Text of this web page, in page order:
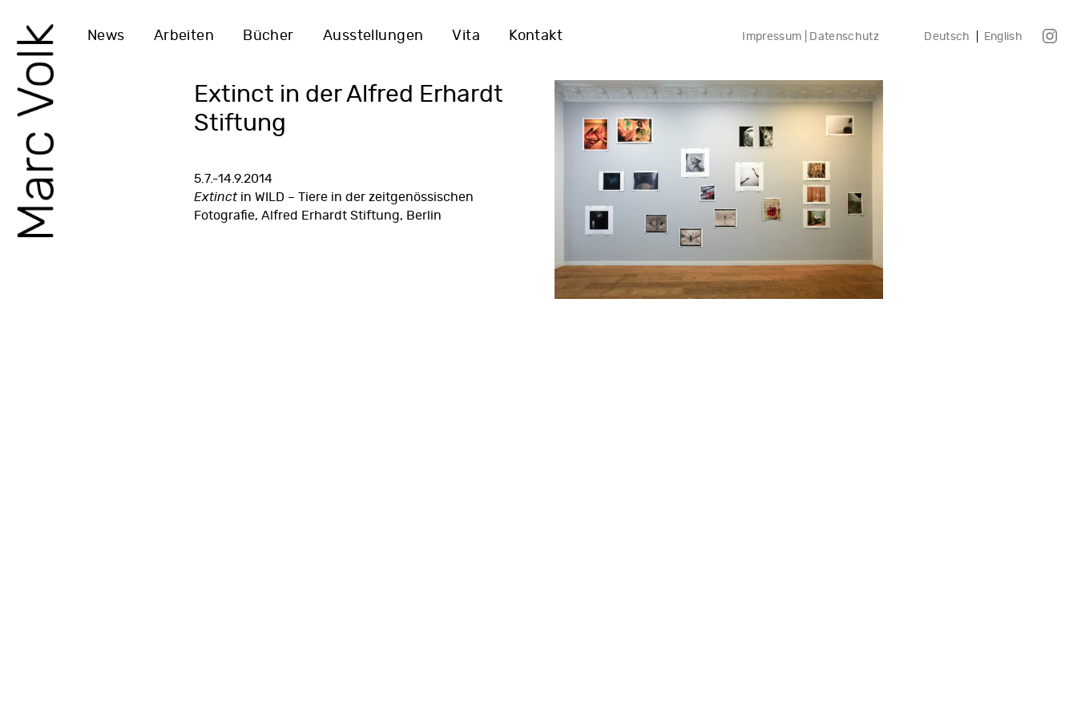
News Arbeiten Bücher Ausstellungen Vita Kontakt Impressum | Datenschutz Deutsch English
Extinct in der Alfred Erhardt
Stiftung
5.7.-14.9.2014
Extinctin WILD – Tiere in der zeitgenössischen
Fotografie, Alfred Erhardt Stiftung, Berlin